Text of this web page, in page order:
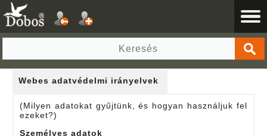
Webes adatvédelmi irányelvek
(Milyen adatokat gyűjtünk, és hogyan használjuk fel
ezeket?)
Személyes adatok